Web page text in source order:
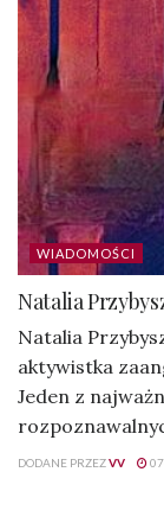
WIADOMOŚCI
Natalia
Natalia
aktywistka
Jeden z
DODANE PRZEZVV